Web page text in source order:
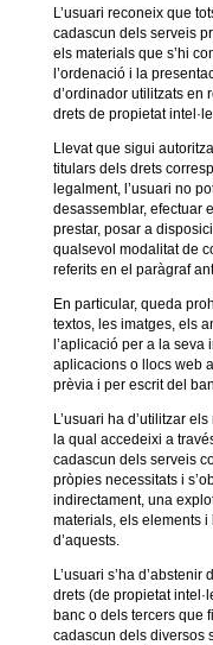
L’usuari reconeix que
cadascun dels serveis
els materials que s’hi
l’ordenació i la
d’ordinador utilitzats en
drets de propietat
Llevat que sigui
titulars dels drets
legalment, l’usuari no
desassemblar, efectuar
prestar, posar a
qualsevol modalitat de
referits en el paràgraf
En particular, queda
textos, les imatges, els
l’aplicació per a la
aplicacions o llocs web
prèvia i per escrit del
L’usuari ha d’utilitzar
la qual accedeixi a
cadascun dels serveis
pròpies necessitats i
indirectament, una
materials, els elements
d’aquests.
L’usuari s’ha
drets (de propietat
banc o dels tercers que
cadascun dels diversos